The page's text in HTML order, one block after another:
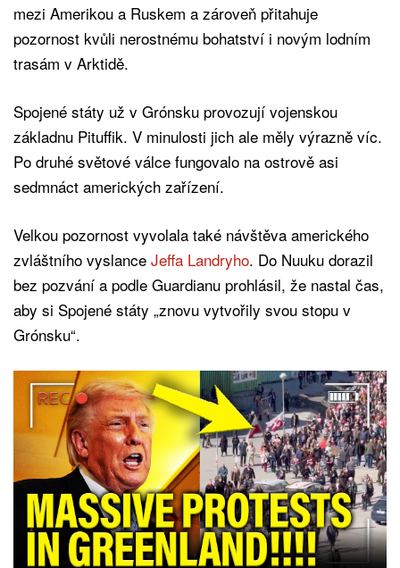
mezi Amerikou a Ruskem a zároveň přitahuje
pozornost kvůli nerostnému bohatství i novým lodním
trasám v Arktidě.
Spojené státy už v Grónsku provozují vojenskou
základnu Pituffik. V minulosti jich ale měly výrazně víc.
Po druhé světové válce fungovalo na ostrově asi
sedmnáct amerických zařízení.
Velkou pozornost vyvolala také návštěva amerického
zvláštního vyslance Jeffa Landryho. Do Nuuku dorazil
bez pozvání a podle Guardianu prohlásil, že nastal čas,
aby si Spojené státy „znovu vytvořily svou stopu v
Grónsku“.